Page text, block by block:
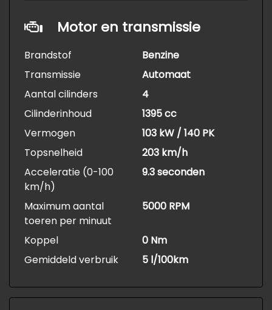
Motor en transmissie
Brandstof
Benzine
Transmissie
Automaat
Aantal cilinders
4
Cilinderinhoud
1395 cc
Vermogen
103 kW / 140 PK
Topsnelheid
203 km/h
Acceleratie (0-100
km/h)
9.3 seconden
Maximum aantal
toeren per minuut
5000 RPM
Koppel
0 Nm
Gemiddeld verbruik
5 l/100km